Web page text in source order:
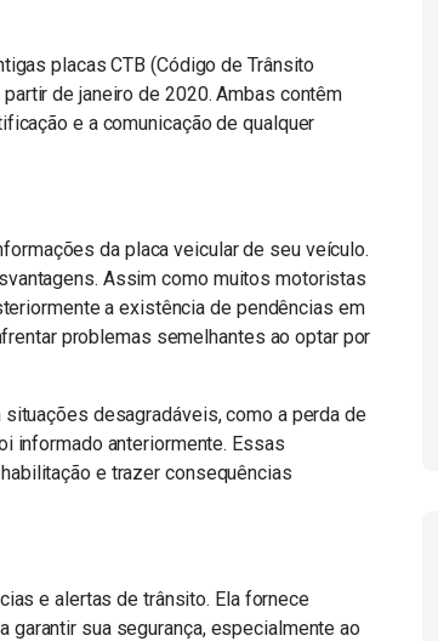
placas CTB (Código de Trânsito
de janeiro de 2020. Ambas contêm
e a comunicação de qualquer
da placa veicular de seu veículo.
Assim como muitos motoristas
a existência de pendências em
problemas semelhantes ao optar por
desagradáveis, como a perda de
informado anteriormente. Essas
e trazer consequências
e alertas de trânsito. Ela fornece
sua segurança, especialmente ao